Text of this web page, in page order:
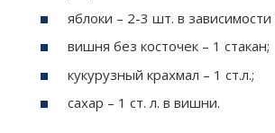
яблоки – 2-3 шт. в
вишня без косточек – 1 стакан;
кукурузный крахмал – 1 ст.л.;
сахар – 1 ст. л. в вишни.